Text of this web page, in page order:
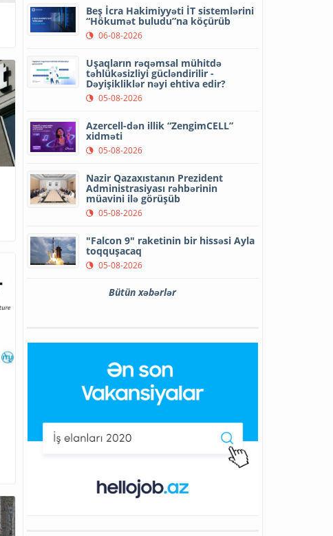
Beş İcra Hakimiyyəti İT sistemlərini
“Hökumət buludu”na köçürüb
06-08-2026
Uşaqların rəqəmsal mühitdə
təhlükəsizliyi gücləndirilir -
Dəyişikliklər nəyi ehtiva edir?
05-08-2026
Azercell-dən illik “ZengimCELL”
xidməti
05-08-2026
Nazir Qazaxıstanın Prezident
Administrasiyası rəhbərinin
müavini ilə görüşüb
05-08-2026
"Falcon 9" raketinin bir hissəsi Ayla
toqquşacaq
05-08-2026
Bütün xəbərlər